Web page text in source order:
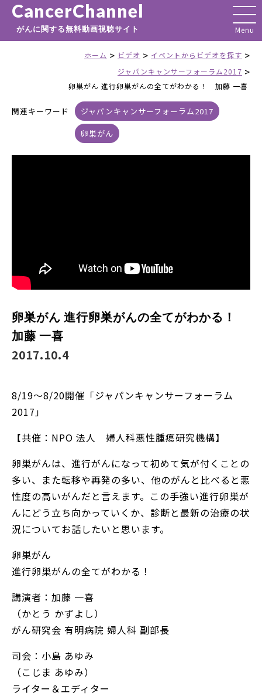
CancerChannel
がんに関する無料動画視聴サイト
ホーム > ビデオ > イベントからビデオを探す >
ジャパンキャンサーフォーラム2017 >
卵巣がん 進行卵巣がんの全てがわかる！ 加藤 一喜
関連キーワード
ジャパンキャンサーフォーラム2017
卵巣がん
卵巣がん 進行卵巣がんの全てがわかる！
加藤 一喜
2017.10.4
8/19～8/20開催「ジャパンキャンサーフォーラム
2017」
【共催：NPO 法人 婦人科悪性腫瘍研究機構】
卵巣がんは、進行がんになって初めて気が付くことの
多い、また転移や再発の多い、他のがんと比べると悪
性度の高いがんだと言えます。この手強い進行卵巣が
んにどう立ち向かっていくか、診断と最新の治療の状
況についてお話したいと思います。
卵巣がん
進行卵巣がんの全てがわかる！
講演者：加藤 一喜
（かとう かずよし）
がん研究会 有明病院 婦人科 副部長
司会：小島 あゆみ
（こじま あゆみ）
ライター＆エディター